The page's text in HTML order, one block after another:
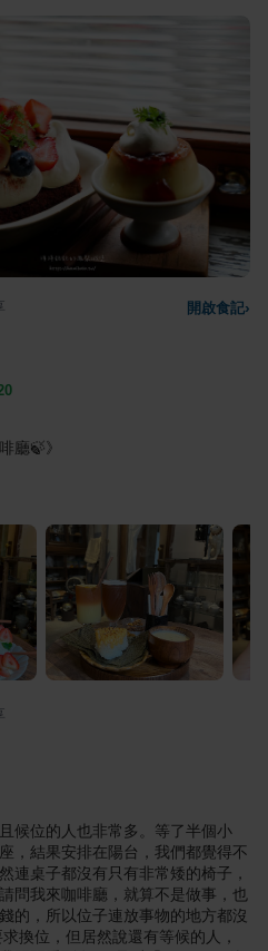
開啟食記›
廳🍃》
候位的人也非常多。等了半個小
，結果安排在陽台，我們都覺得不
連桌子都沒有只有非常矮的椅子，
問我來咖啡廳，就算不是做事，也
的，所以位子連放事物的地方都沒
換位，但居然說還有等候的人，